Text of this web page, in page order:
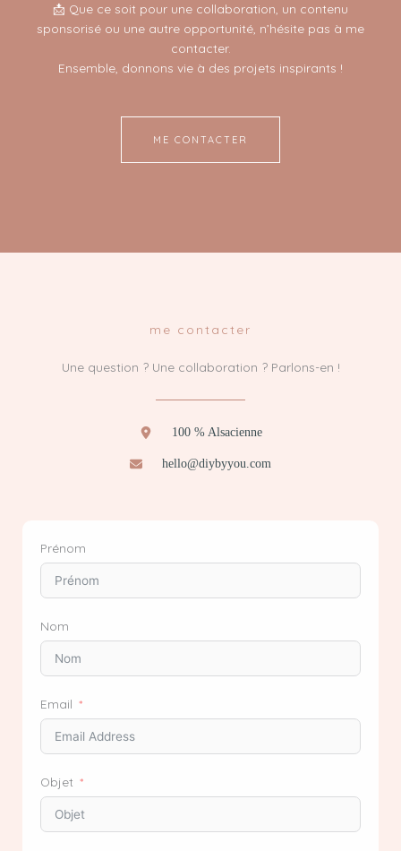
📩 Que ce soit pour une collaboration, un contenu
sponsorisé ou une autre opportunité, n’hésite pas à me
contacter.
Ensemble, donnons vie à des projets inspirants !
ME CONTACTER
me contacter
Une question ? Une collaboration ? Parlons-en !
100 % Alsacienne
hello@diybyyou.com
Prénom
Nom
Email
Objet